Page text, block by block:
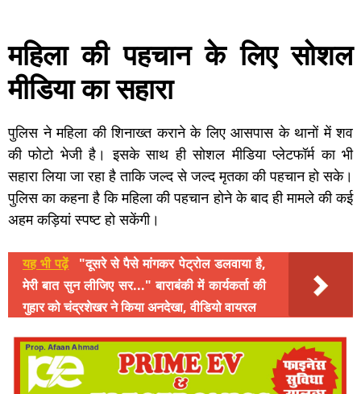
महिला की पहचान के लिए सोशल
मीडिया का सहारा
पुलिस ने महिला की शिनाख्त कराने के लिए आसपास के थानों में शव
की फोटो भेजी है। इसके साथ ही सोशल मीडिया प्लेटफॉर्म का भी
सहारा लिया जा रहा है ताकि जल्द से जल्द मृतका की पहचान हो सके।
पुलिस का कहना है कि महिला की पहचान होने के बाद ही मामले की कई
अहम कड़ियां स्पष्ट हो सकेंगी।
यह भी पढ़ें
"दूसरे से पैसे मांगकर पेट्रोल डलवाया है,
मेरी बात सुन लीजिए सर..." बाराबंकी में कार्यकर्ता की
गुहार को चंद्रशेखर ने किया अनदेखा, वीडियो वायरल